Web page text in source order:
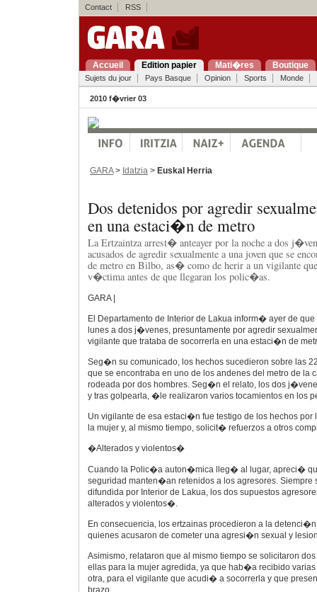
Contact RSS
Accueil Edition papier Mati�res Boutique
Sujets du jour Pays Basque Opinion Sports Monde
2010 f�vrier 03
GARA> Idatzia > Euskal Herria
Dos detenidos por agredir
en una estaci�n de metro
La Ertzaintza arrest� anteayer por la noche a dos
acusados de agredir sexualmente a una joven que se
de metro en Bilbo, as� como de herir a un vigilante
v�ctima antes de que llegaran los polic�as.
GARA |
El Departamento de Interior de Lakua inform� ayer de
lunes a dos j�venes, presuntamente por agredir
vigilante que trataba de socorrerla en una estaci�n de
Seg�n su comunicado, los hechos sucedieron sobre las
que se encontraba en uno de los andenes del metro de la
rodeada por dos hombres. Seg�n el relato, los dos
y tras golpearla, �le realizaron varios tocamientos en los
Un vigilante de esa estaci�n fue testigo de los hechos
la mujer y, al mismo tiempo, solicit� refuerzos a otros
�Alterados y violentos�
Cuando la Polic�a auton�mica lleg� al lugar, apreci�
seguridad manten�an retenidos a los agresores.
difundida por Interior de Lakua, los dos supuestos
alterados y violentos�.
En consecuencia, los ertzainas procedieron a la
quienes acusaron de cometer una agresi�n sexual y
Asimismo, relataron que al mismo tiempo se solicitaron
ellas para la mujer agredida, ya que hab�a recibido
otra, para el vigilante que acudi� a socorrerla y que
brazo.